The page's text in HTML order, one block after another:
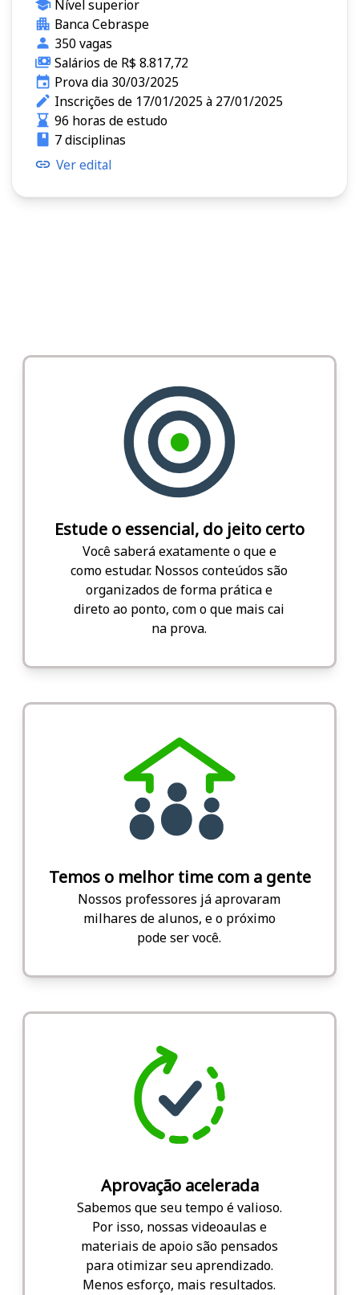
Nível superior
Banca Cebraspe
350 vagas
Salários de R$ 8.817,72
Prova dia 30/03/2025
Inscrições de 17/01/2025 à 27/01/2025
96 horas de estudo
7 disciplinas
Ver edital
Estude o essencial, do jeito certo
Você saberá exatamente o que e
como estudar. Nossos conteúdos são
organizados de forma prática e
direto ao ponto, com o que mais cai
na prova.
Temos o melhor time com a gente
Nossos professores já aprovaram
milhares de alunos, e o próximo
pode ser você.
Aprovação acelerada
Sabemos que seu tempo é valioso.
Por isso, nossas videoaulas e
materiais de apoio são pensados
para otimizar seu aprendizado.
Menos esforço, mais resultados.